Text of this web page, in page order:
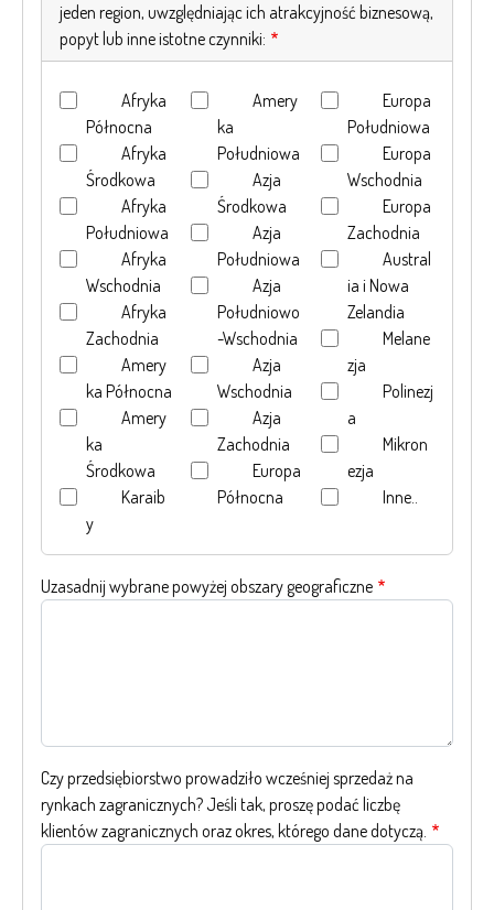
jeden region, uwzględniając ich atrakcyjność biznesową,
popyt lub inne istotne czynniki:
Afryka
Północna
Afryka
Środkowa
Afryka
Południowa
Afryka
Wschodnia
Afryka
Zachodnia
Amery
ka Północna
Amery
ka
Środkowa
Karaib
y
Amery
ka
Południowa
Azja
Środkowa
Azja
Południowa
Azja
Południowo
-Wschodnia
Azja
Wschodnia
Azja
Zachodnia
Europa
Północna
Europa
Południowa
Europa
Wschodnia
Europa
Zachodnia
Austral
ia i Nowa
Zelandia
Melane
zja
Polinezj
a
Mikron
ezja
Inne..
Uzasadnij wybrane powyżej obszary geograficzne
Czy przedsiębiorstwo prowadziło wcześniej sprzedaż na
rynkach zagranicznych? Jeśli tak, proszę podać liczbę
klientów zagranicznych oraz okres, którego dane dotyczą.